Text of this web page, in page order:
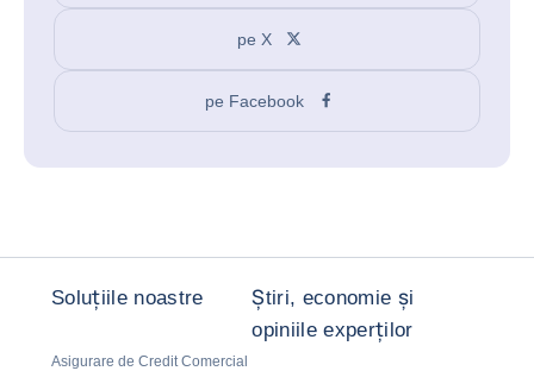
pe X
pe Facebook
Soluțiile noastre
Asigurare de Credit Comercial
Știri, economie și
opiniile experților